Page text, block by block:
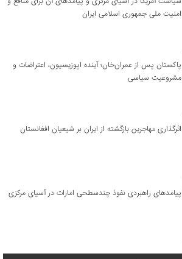
امنیت ملی جمهوری اسلامی ایران
پاکستان پس از عمران‌خان؛ آینده اپوزیسیون، اعتراضات و
مشروعیت سیاسی
اثرگذاری مهاجرین بازگشته از ایران بر شیعیان افغانستان
پیامدهای راهبردی نفوذ چندسطحی امارات در آسیای مرکزی